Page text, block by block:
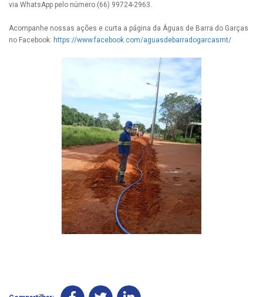
via WhatsApp pelo número (66) 99724-2963.
Acompanhe nossas ações e curta a página da Águas de Barra do Garças
no Facebook: https://www.facebook.com/aguasdebarradogarcasmt/